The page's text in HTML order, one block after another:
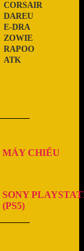
ATK
RAPOO
ZOWIE
E-DRA
DAREU
CORSAIR
MÁY CHIẾU
SONY
(PS5)